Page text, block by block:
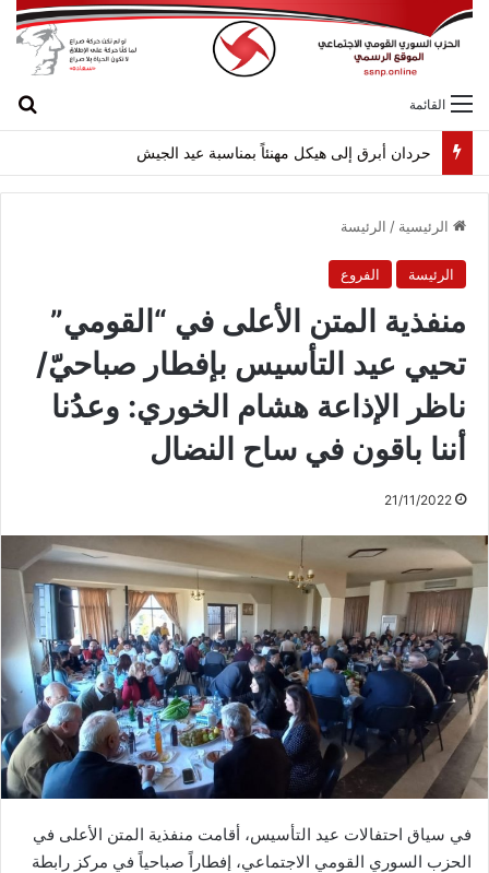
القائمة
الرئيسية / الرئيسة
الرئيسة الفروع
منفذية المتن الأعلى في “القومي”
تحيي عيد التأسيس بإفطار صباحيّ/
ناظر الإذاعة هشام الخوري: وعدُنا
أننا باقون في ساح النضال
21/11/2022
في سياق احتفالات عيد التأسيس، أقامت منفذية المتن الأعلى في
الحزب السوري القومي الاجتماعي، إفطاراً صباحياً في مركز رابطة